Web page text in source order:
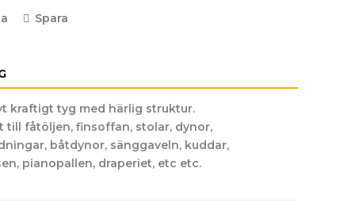
Spara
kraftigt tyg med härlig struktur.
till fåtöljen, finsoffan, stolar, dynor,
båtdynor, sänggaveln, kuddar,
pianopallen, draperiet, etc etc.